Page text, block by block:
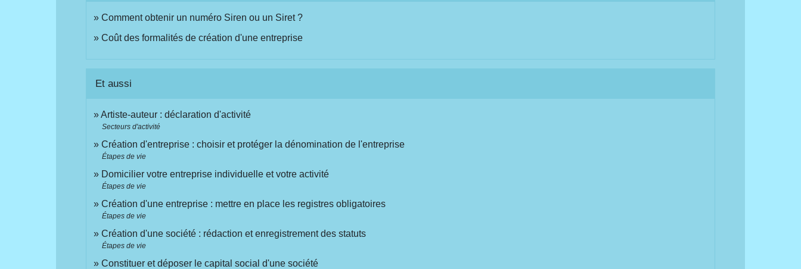
Comment obtenir un numéro Siren ou un Siret ?
Coût des formalités de création d'une entreprise
Et aussi
Artiste-auteur : déclaration d'activité
Secteurs d'activité
Création d'entreprise : choisir et protéger la dénomination de l'entreprise
Étapes de vie
Domicilier votre entreprise individuelle et votre activité
Étapes de vie
Création d'une entreprise : mettre en place les registres obligatoires
Étapes de vie
Création d'une société : rédaction et enregistrement des statuts
Étapes de vie
Constituer et déposer le capital social d'une société